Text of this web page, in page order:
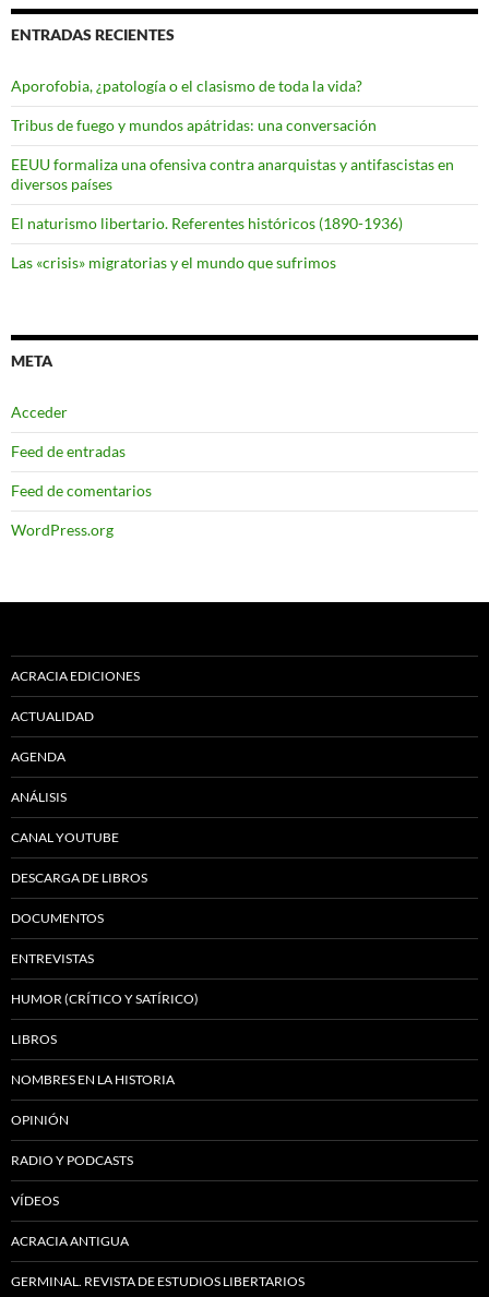
ENTRADAS RECIENTES
Aporofobia, ¿patología o el clasismo de toda la vida?
Tribus de fuego y mundos apátridas: una conversación
EEUU formaliza una ofensiva contra anarquistas y antifascistas en
diversos países
El naturismo libertario. Referentes históricos (1890-1936)
Las «crisis» migratorias y el mundo que sufrimos
META
Acceder
Feed de entradas
Feed de comentarios
WordPress.org
ACRACIA EDICIONES
ACTUALIDAD
AGENDA
ANÁLISIS
CANAL YOUTUBE
DESCARGA DE LIBROS
DOCUMENTOS
ENTREVISTAS
HUMOR (CRÍTICO Y SATÍRICO)
LIBROS
NOMBRES EN LA HISTORIA
OPINIÓN
RADIO Y PODCASTS
VÍDEOS
ACRACIA ANTIGUA
GERMINAL. REVISTA DE ESTUDIOS LIBERTARIOS